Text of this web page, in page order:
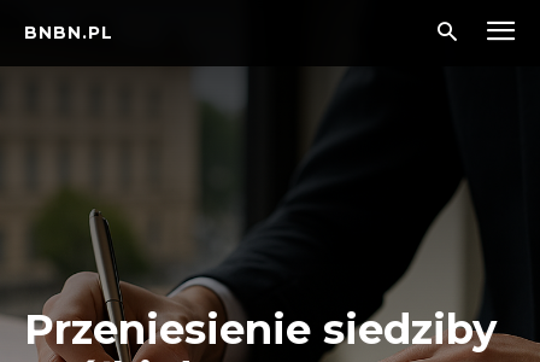
BNBN.PL
Przeniesienie siedziby